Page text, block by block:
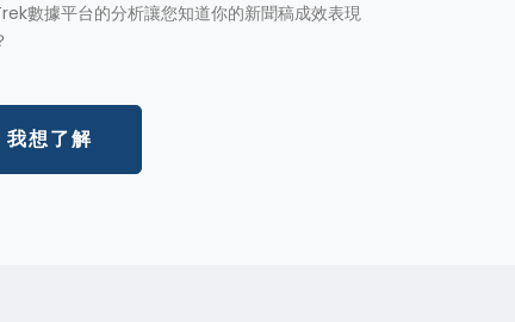
數據平台的分析讓您知道你的新聞稿成效表現
我想了解